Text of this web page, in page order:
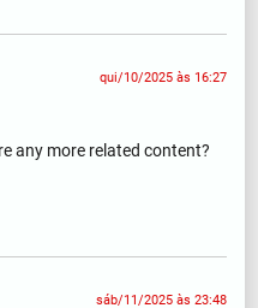
qui/10/2025 às 16:27
any more related content?
sáb/11/2025 às 23:48